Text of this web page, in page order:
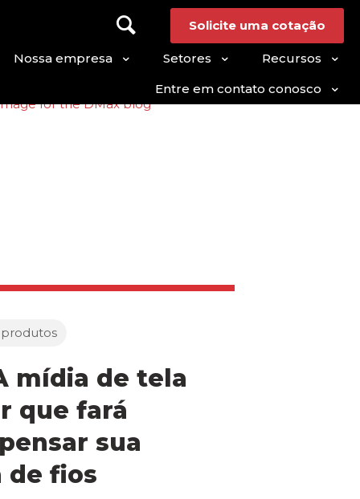
Solicite uma cotação
Nossa empresa Setores
Recursos
Entre em contato conosco
mídia de tela
que fará
sua
de fios